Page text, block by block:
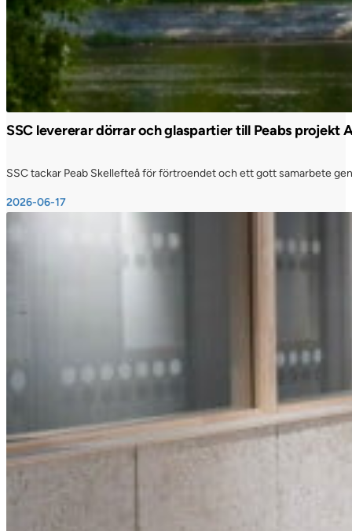
SSC levererar dörrar och glaspartier till Peabs projekt
SSC tackar Peab Skellefteå för förtroendet och ett gott samarbete
2026-06-17